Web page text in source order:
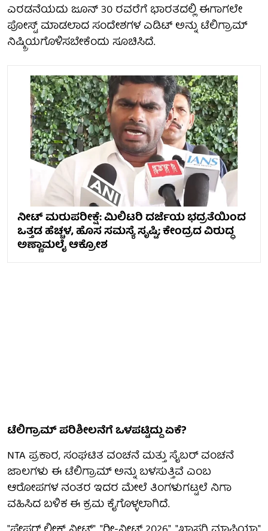
ಎರಡನೆಯದು ಜೂನ್ 30 ರವರೆಗೆ ಭಾರತದಲ್ಲಿ ಈಗಾಗಲೇ
ಪೋಸ್ಟ್ ಮಾಡಲಾದ ಸಂದೇಶಗಳ ಎಡಿಟ್ ಅನ್ನು ಟೆಲಿಗ್ರಾಮ್
ನಿಷ್ಕ್ರಿಯಗೊಳಿಸಬೇಕೆಂದು ಸೂಚಿಸಿದೆ.
ನೀಟ್ ಮರುಪರೀಕ್ಷೆ: ಮಿಲಿಟರಿ ದರ್ಜೆಯ ಭದ್ರತೆಯಿಂದ
ಒತ್ತಡ ಹೆಚ್ಚಳ, ಹೊಸ ಸಮಸ್ಯೆ ಸೃಷ್ಟಿ; ಕೇಂದ್ರದ ವಿರುದ್ಧ
ಅಣ್ಣಾಮಲೈ ಆಕ್ರೋಶ
ಟೆಲಿಗ್ರಾಮ್ ಪರಿಶೀಲನೆಗೆ ಒಳಪಟ್ಟಿದ್ದು ಏಕೆ?
NTA ಪ್ರಕಾರ, ಸಂಘಟಿತ ವಂಚನೆ ಮತ್ತು ಸೈಬರ್ ವಂಚನೆ
ಜಾಲಗಳು ಈ ಟೆಲಿಗ್ರಾಮ್ ಅನ್ನು ಬಳಸುತ್ತಿವೆ ಎಂಬ
ಆರೋಪಗಳ ನಂತರ ಇದರ ಮೇಲೆ ತಿಂಗಳುಗಟ್ಟಲೆ ನಿಗಾ
ವಹಿಸಿದ ಬಳಿಕ ಈ ಕ್ರಮ ಕೈಗೊಳ್ಳಲಾಗಿದೆ.